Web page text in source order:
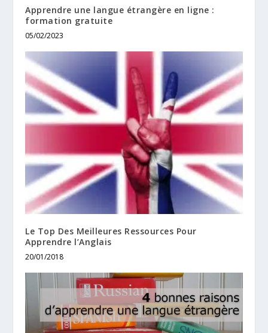
Apprendre une langue étrangère en ligne :
formation gratuite
05/02/2023
Le Top Des Meilleures Ressources Pour
Apprendre l’Anglais
20/01/2018